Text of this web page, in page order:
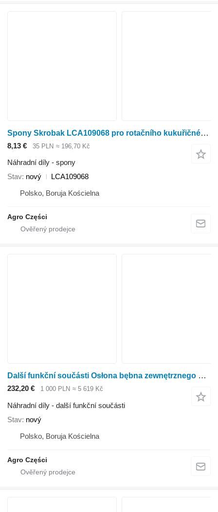
Spony Skrobak LCA109068 pro rotačního kukuřičného adaptéru Kemper Plus 345, 360, 375
8,13 € 35 PLN ≈ 196,70 Kč
Náhradní díly - spony
Stav nový
LCA109068
Polsko, Boruja Kościelna
Agro Części
Další funkční součásti Osłona bębna zewnętrznego pro rotačního kukuřičného adaptéru Kemper 4500,445
232,20 € 1 000 PLN ≈ 5 619 Kč
Náhradní díly - další funkční součásti
Stav nový
Polsko, Boruja Kościelna
Agro Części